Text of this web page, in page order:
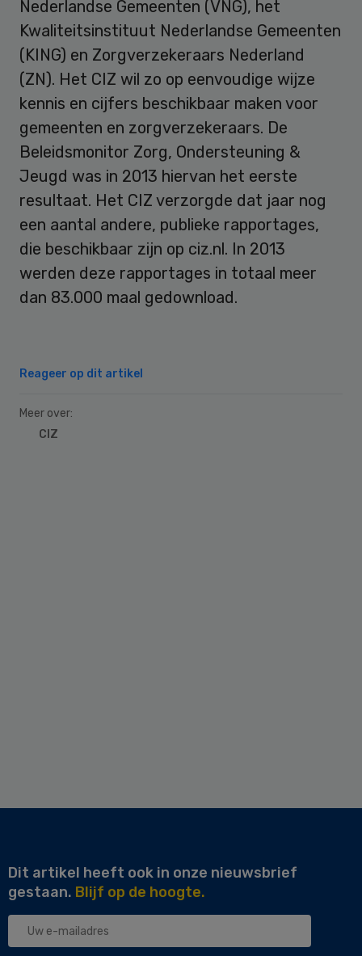
Nederlandse Gemeenten (VNG), het
Kwaliteitsinstituut Nederlandse Gemeenten
(KING) en Zorgverzekeraars Nederland
(ZN). Het CIZ wil zo op eenvoudige wijze
kennis en cijfers beschikbaar maken voor
gemeenten en zorgverzekeraars. De
Beleidsmonitor Zorg, Ondersteuning &
Jeugd was in 2013 hiervan het eerste
resultaat. Het CIZ verzorgde dat jaar nog
een aantal andere, publieke rapportages,
die beschikbaar zijn op ciz.nl. In 2013
werden deze rapportages in totaal meer
dan 83.000 maal gedownload.
Reageer op dit artikel
Meer over:
CIZ
Dit artikel heeft ook in onze nieuwsbrief
gestaan. Blijf op de hoogte.
Uw